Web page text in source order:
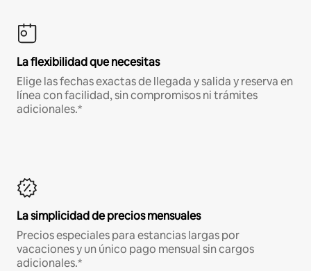
La flexibilidad que necesitas
Elige las fechas exactas de llegada y salida y reserva en
línea con facilidad, sin compromisos ni trámites
adicionales.*
La simplicidad de precios mensuales
Precios especiales para estancias largas por
vacaciones y un único pago mensual sin cargos
adicionales.*